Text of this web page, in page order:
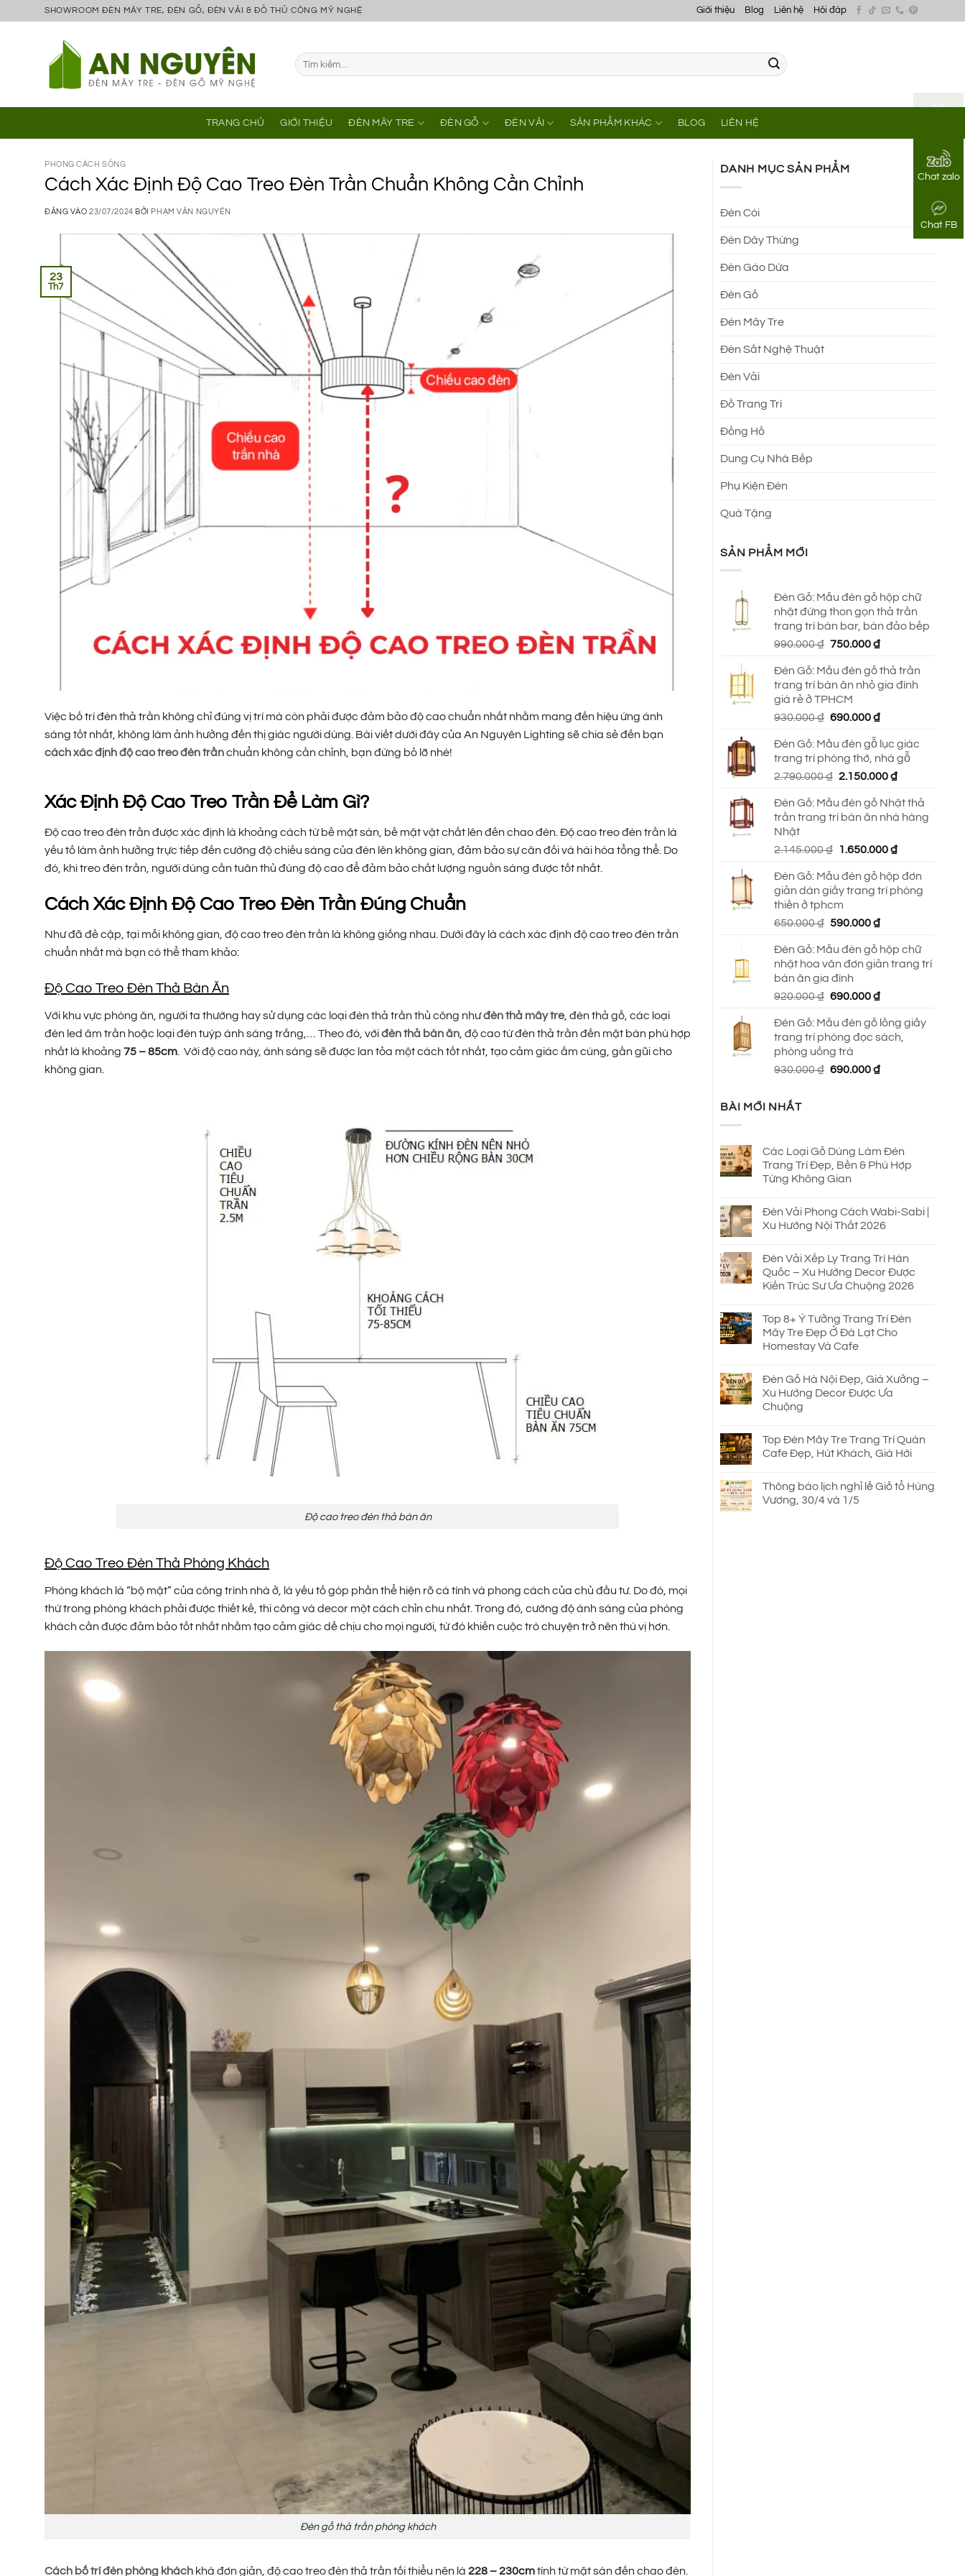
Chat zalo
Chat FB
SHOWROOM ĐÈN MÂY TRE, ĐÈN GỖ, ĐÈN VẢI & ĐỒ THỦ CÔNG MỸ NGHỆ Giới thiệu Blog Liên hệ Hỏi đáp
Tìm
kiếm:
TRANG CHỦ GIỚI THIỆU ĐÈN MÂY TRE ĐÈN GỖ ĐÈN VẢI SẢN PHẨM KHÁC BLOG LIÊN HỆ
PHONG CÁCH SỐNG
Cách Xác Định Độ Cao Treo Đèn Trần Chuẩn Không Cần Chỉnh
ĐĂNG VÀO23/07/2024 BỞI PHẠM VĂN NGUYÊN
23
Th7
Việc bố trí đèn thả trần không chỉ đúng vị trí mà còn phải được đảm bảo độ cao chuẩn nhất nhằm mang đến hiệu ứng ánh
sáng tốt nhất, không làm ảnh hưởng đến thị giác người dùng. Bài viết dưới đây của An Nguyên Lighting sẽ chia sẻ đến bạn
cách xác định độ cao treo đèn trầnchuẩn không cần chỉnh, bạn đừng bỏ lỡ nhé!
Xác Định Độ Cao Treo Trần Để Làm Gì?
Độ cao treo đèn trần được xác định là khoảng cách từ bề mặt sàn, bề mặt vật chất lên đến chao đèn. Độ cao treo đèn trần là
yếu tố làm ảnh hưởng trực tiếp đến cường độ chiếu sáng của đèn lên không gian, đảm bảo sự cân đối và hài hòa tổng thể. Do
đó, khi treo đèn trần, người dùng cần tuân thủ đúng độ cao để đảm bảo chất lượng nguồn sáng được tốt nhất.
Cách Xác Định Độ Cao Treo Đèn Trần Đúng Chuẩn
Như đã đề cập, tại mỗi không gian, độ cao treo đèn trần là không giống nhau. Dưới đây là cách xác định độ cao treo đèn trần
chuẩn nhất mà bạn có thể tham khảo:
Độ Cao Treo Đèn Thả Bàn Ăn
Với khu vực phòng ăn, người ta thường hay sử dụng các loại đèn thả trần thủ công nhưđèn thả mây tre , đèn thả gỗ, các loại
đèn led âm trần hoặc loại đèn tuýp ánh sáng trắng,… Theo đó, vớiđèn thả bàn ăn , độ cao từ đèn thả trần đến mặt bàn phù hợp
nhất là khoảng 75 – 85cm . Với độ cao này, ánh sáng sẽ được lan tỏa một cách tốt nhất, tạo cảm giác ấm cúng, gần gũi cho
không gian.
Độ cao treo đèn thả bàn ăn
Độ Cao Treo Đèn Thả Phòng Khách
Phòng khách là “bộ mặt” của công trình nhà ở, là yếu tố góp phần thể hiện rõ cá tính và phong cách của chủ đầu tư. Do đó, mọi
thứ trong phòng khách phải được thiết kế, thi công và decor một cách chỉn chu nhất. Trong đó, cường độ ánh sáng của phòng
khách cần được đảm bảo tốt nhất nhằm tạo cảm giác dễ chịu cho mọi người, từ đó khiến cuộc trò chuyện trở nên thú vị hơn.
Đèn gỗ thả trần phòng khách
Cách bố trí đèn phòng khách khá đơn giản, độ cao treo đèn thả trần tối thiểu nên là 228 – 230cmtính từ mặt sàn đến chao đèn.
DANH MỤC SẢN PHẨM
Đèn Cói
Đèn Dây Thừng
Đèn Gáo Dừa
Đèn Gỗ
Đèn Mây Tre
Đèn Sắt Nghệ Thuật
Đèn Vải
Đồ Trang Trí
Đồng Hồ
Dung Cụ Nhà Bếp
Phụ Kiện Đèn
Quà Tặng
SẢN PHẨM MỚI
Đèn Gỗ: Mẫu đèn gỗ hộp chữ
nhật đứng thon gọn thả trần
trang trí bàn bar, bàn đảo bếp
990.000₫ Giá
là:
990.000 ₫.
750.000₫Giá
tại
là:
Đèn Gỗ: Mẫu đèn gỗ thả trần
trang trí bàn ăn nhỏ gia đình
giá rẻ ở TPHCM
930.000₫ Giá
là:
930.000 ₫.
690.000₫Giá
tại
là:
690.000 ₫.
Đèn Gỗ: Mẫu đèn gỗ lục giác
trang trí phòng thờ, nhà gỗ
2.790.000₫ Giá
là:
2.790.000 ₫.
2.150.000₫Giá
tại
là:
Đèn Gỗ: Mẫu đèn gỗ Nhật thả
trần trang trí bàn ăn nhà hàng
Nhật
2.145.000₫
Giá
là:
2.145.000 ₫.
1.650.000₫Giá
tại
là:
Đèn Gỗ: Mẫu đèn gỗ hộp đơn
giản dán giấy trang trí phòng
thiền ở tphcm
650.000₫ Giá
là:
650.000 ₫.
590.000₫Giá
tại
là:
Đèn Gỗ: Mẫu đèn gỗ hộp chữ
nhật hoa văn đơn giản trang trí
bàn ăn gia đình
920.000₫ Giá
là:
920.000 ₫.
690.000₫Giá
tại
là:
Đèn Gỗ: Mẫu đèn gỗ lồng giấy
trang trí phòng đọc sách,
phòng uống trà
930.000₫ Giá
690.000₫Giá
BÀI MỚI NHẤT
Các Loại Gỗ Dùng Làm Đèn
Trang Trí Đẹp, Bền & Phù Hợp
Từng Không Gian
Đèn Vải Phong Cách Wabi-Sabi |
Xu Hướng Nội Thất 2026
Đèn Vải Xếp Ly Trang Trí Hàn
Quốc – Xu Hướng Decor Được
Kiến Trúc Sư Ưa Chuộng 2026
Top 8+ Ý Tưởng Trang Trí Đèn
Mây Tre Đẹp Ở Đà Lạt Cho
Homestay Và Cafe
Đèn Gỗ Hà Nội Đẹp, Giá Xưởng –
Xu Hướng Decor Được Ưa
Chuộng
Top Đèn Mây Tre Trang Trí Quán
Cafe Đẹp, Hút Khách, Giá Hời
Thông báo lịch nghỉ lễ Giỗ tổ Hùng
Vương, 30/4 và 1/5